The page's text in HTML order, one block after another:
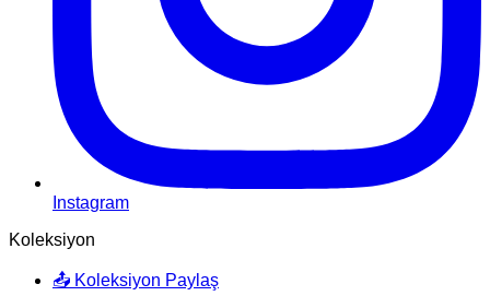
Instagram
Koleksiyon
📤 Koleksiyon Paylaş